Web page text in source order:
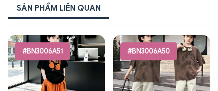
SẢN PHẨM LIÊN QUAN
#BN3006A51 #BN3006A50